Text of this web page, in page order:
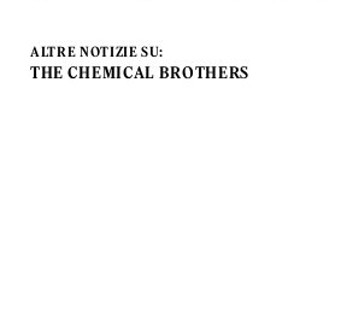
ALTRE NOTIZIE SU:
THE CHEMICAL BROTHERS